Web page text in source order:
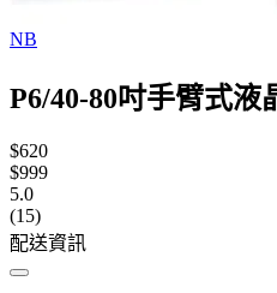
NB
P6/40-80吋手臂式液
$620
$999
5.0
(15)
配送資訊